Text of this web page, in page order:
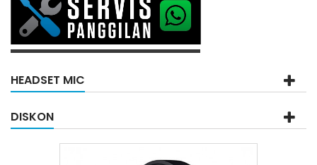
HEADSET MIC
DISKON